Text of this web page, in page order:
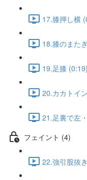
17.膝押し横
18.膝のまた
19.足膝 (0:19)
20.カカトイ
21.足裏で左
フェイント (4)
22.強引股抜